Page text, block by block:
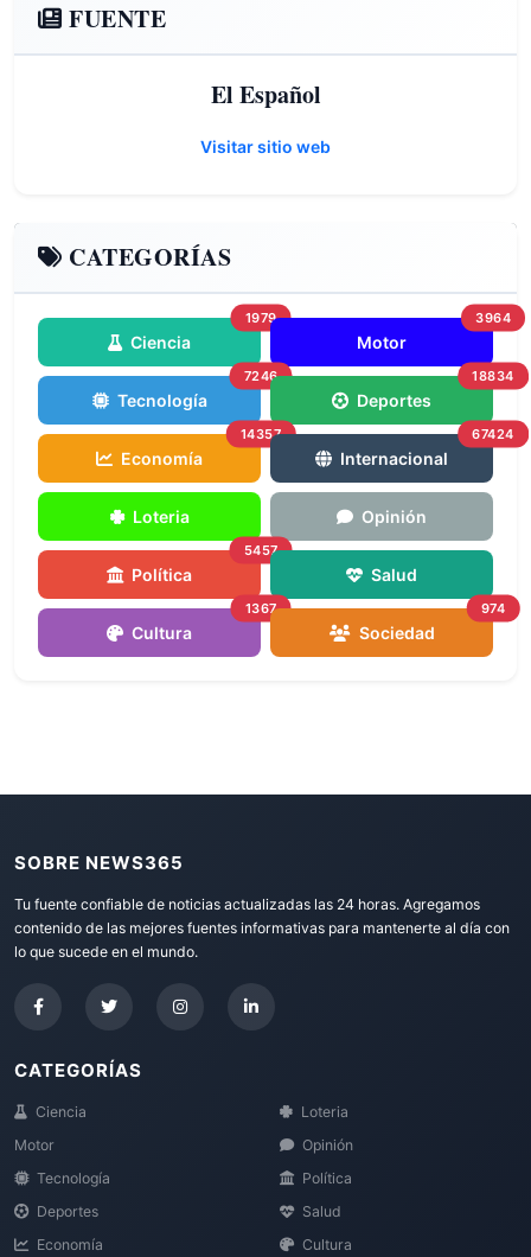
FUENTE
El Español
Visitar sitio web
CATEGORÍAS
Ciencia
1979
Motor
3964
Tecnología
7246
Deportes
18834
Economía
14357
Internacional
67424
Loteria Opinión
Política
5457
Salud
Cultura
1367
Sociedad
974
SOBRE NEWS365
Tu fuente confiable de noticias actualizadas las 24 horas. Agregamos
contenido de las mejores fuentes informativas para mantenerte al día con
lo que sucede en el mundo.
CATEGORÍAS
Ciencia
Motor
Tecnología
Deportes
Economía
Loteria
Opinión
Política
Salud
Cultura